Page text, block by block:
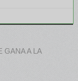
GANA A LA